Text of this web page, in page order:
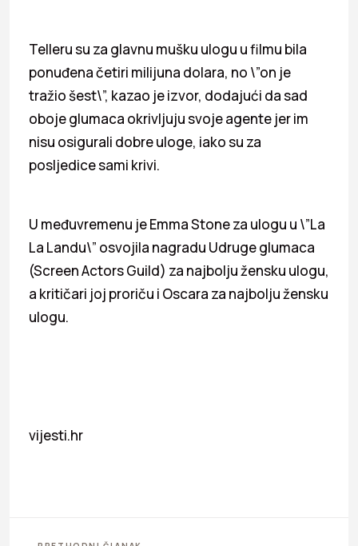
Telleru su za glavnu mušku ulogu u filmu bila
ponuđena četiri milijuna dolara, no \”on je
tražio šest\”, kazao je izvor, dodajući da sad
oboje glumaca okrivljuju svoje agente jer im
nisu osigurali dobre uloge, iako su za
posljedice sami krivi.
U međuvremenu je Emma Stone za ulogu u \”La
La Landu\” osvojila nagradu Udruge glumaca
(Screen Actors Guild) za najbolju žensku ulogu,
a kritičari joj proriču i Oscara za najbolju žensku
ulogu.
vijesti.hr